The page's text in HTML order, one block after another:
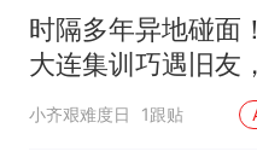
时隔多年异地碰面
大连集训巧遇旧友
客场硬仗蓄势待发
小齐艰难度日 1跟贴